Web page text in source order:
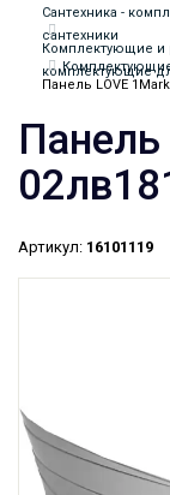
Сантехника -
сантехники
Комплектующие и
комплектующие
Панель LOVE
Панель
Артикул: 16101119